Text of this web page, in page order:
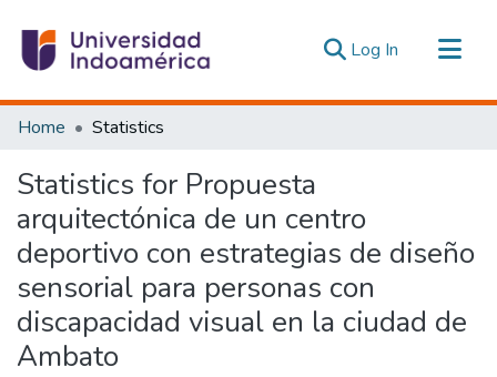
Log In (current)
Communities & Collections
Estadísticas Externas
Home Statistics
Statistics for Propuesta
arquitectónica de un centro
deportivo con estrategias de diseño
sensorial para personas con
discapacidad visual en la ciudad de
Ambato